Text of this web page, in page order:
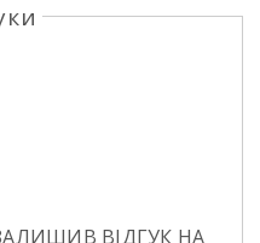
ВІДГУК НА